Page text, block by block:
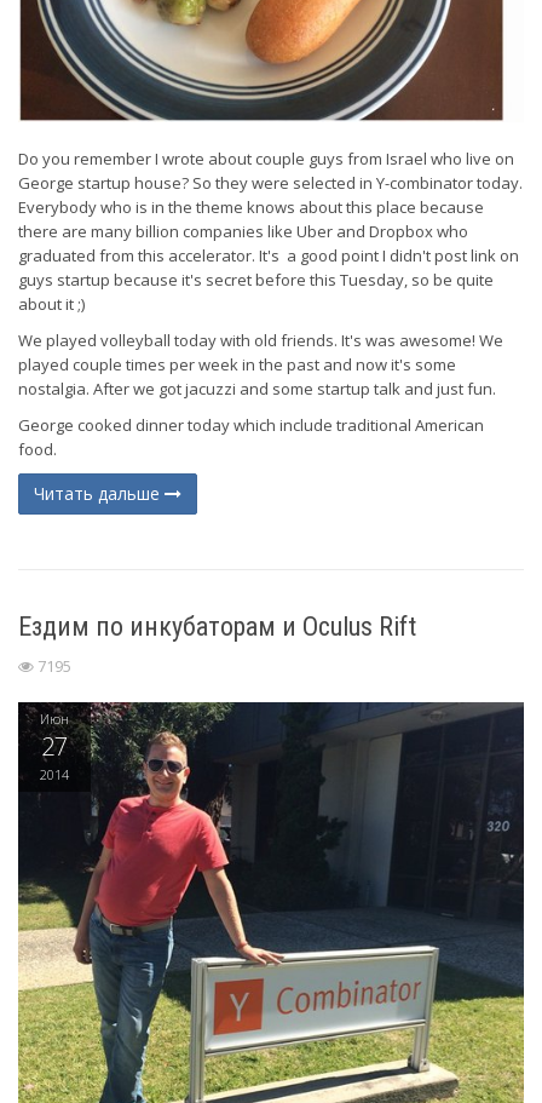
Do you remember I wrote about couple guys from Israel who live on
George startup house? So they were selected in Y-combinator today.
Everybody who is in the theme knows about this place because
there are many billion companies like Uber and Dropbox who
graduated from this accelerator. It's a good point I didn't post link on
guys startup because it's secret before this Tuesday, so be quite
about it ;)
We played volleyball today with old friends. It's was awesome! We
played couple times per week in the past and now it's some
nostalgia. After we got jacuzzi and some startup talk and just fun.
George cooked dinner today which include traditional American
food.
Читать дальше
Ездим по инкубаторам и Oculus Rift
7195
Июн
27
2014